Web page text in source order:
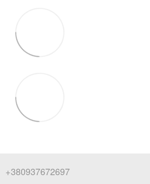
+380937672697